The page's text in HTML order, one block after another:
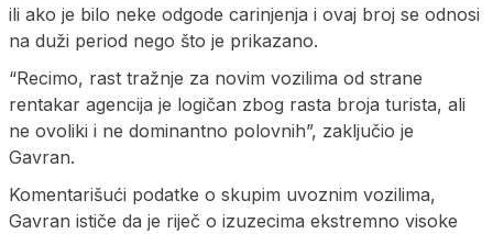
ili ako je bilo neke odgode carinjenja i ovaj broj se odnosi
na duži period nego što je prikazano.
“Recimo, rast tražnje za novim vozilima od strane
rentakar agencija je logičan zbog rasta broja turista, ali
ne ovoliki i ne dominantno polovnih”, zaključio je
Gavran.
Komentarišući podatke o skupim uvoznim vozilima,
Gavran ističe da je riječ o izuzecima ekstremno visoke